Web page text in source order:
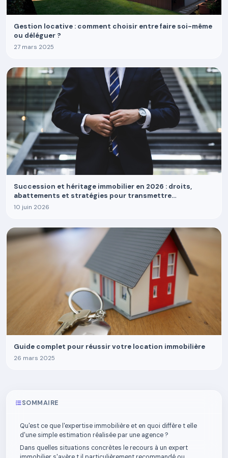
Gestion locative : comment choisir entre faire soi-même
ou déléguer ?
27 mars 2025
Succession et héritage immobilier en 2026 : droits,
abattements et stratégies pour transmettre
efficacement
10 juin 2026
Guide complet pour réussir votre location immobilière
26 mars 2025
SOMMAIRE
Qu'est ce que l'expertise immobilière et en quoi diffère t elle
d'une simple estimation réalisée par une agence ?
Dans quelles situations concrètes le recours à un expert